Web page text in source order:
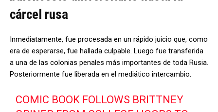
cárcel rusa
Inmediatamente, fue procesada en un rápido juicio que, como
era de esperarse, fue hallada culpable. Luego fue transferida
a una de las colonias penales más importantes de toda Rusia.
Posteriormente fue liberada en el mediático intercambio.
COMIC BOOK FOLLOWS BRITTNEY